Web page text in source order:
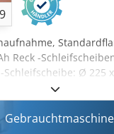
9
Reck -
Ø 225
10,4 kg/St.